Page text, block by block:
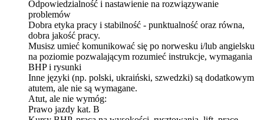
Odpowiedzialność i nastawienie na rozwiązywanie
problemów
Dobra etyka pracy i stabilność - punktualność oraz równa,
dobra jakość pracy.
Musisz umieć komunikować się po norwesku i/lub angielsku
na poziomie pozwalającym rozumieć instrukcje, wymagania
BHP i rysunki
Inne języki (np. polski, ukraiński, szwedzki) są dodatkowym
atutem, ale nie są wymagane.
Atut, ale nie wymóg:
Prawo jazdy kat. B